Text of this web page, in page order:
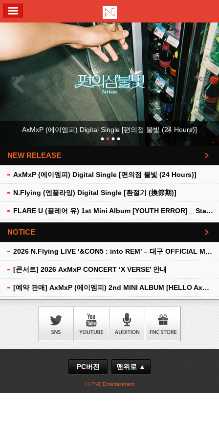
Previous Next
AxMxP (에이엠피) Digital Single [편의점 불빛 (24 Hours)]
NEW RELEASE
AxMxP (에이엠피) Digital Single [편의점 불빛 (24 Hours)]
N.Flying (엔플라잉) Digital Single [환절기 (換節期)]
FLARE U (플레어 유) 1st Mini Album [YOUTH ERROR] _ Stationery Kit Ver.
더보기
NOTICE
2026 N.Flying LIVE ‘&CON5 : into REM’ – 대구 OFFICIAL MD 현장 판매 안내
[콘서트] 2026 AxMxP CONCERT ‘X VERSE’ 안내
[예약 판매] AxMxP (에이엠피) 2nd MINI ALBUM [HELLO AxMxP] 예약 판매 안내
더보기
PC버전 맨위로 ▲
ⓒ FNC Entertainment